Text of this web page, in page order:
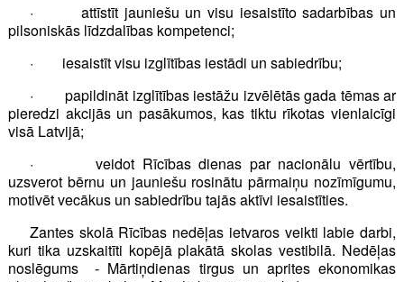
· attīstīt jauniešu un visu iesaistīto sadarbības un
pilsoniskās līdzdalības kompetenci;
· iesaistīt visu izglītības iestādi un sabiedrību;
· papildināt izglītības iestāžu izvēlētās gada tēmas ar
pieredzi akcijās un pasākumos, kas tiktu rīkotas vienlaicīgi
visā Latvijā;
· veidot Rīcības dienas par nacionālu vērtību,
uzsverot bērnu un jauniešu rosinātu pārmaiņu nozīmīgumu,
motivēt vecākus un sabiedrību tajās aktīvi iesaistīties.
Zantes skolā Rīcības nedēļas ietvaros veikti labie darbi,
kuri tika uzskaitīti kopējā plakātā skolas vestibilā. Nedēļas
noslēgums - Mārtiņdienas tirgus un aprites ekonomikas